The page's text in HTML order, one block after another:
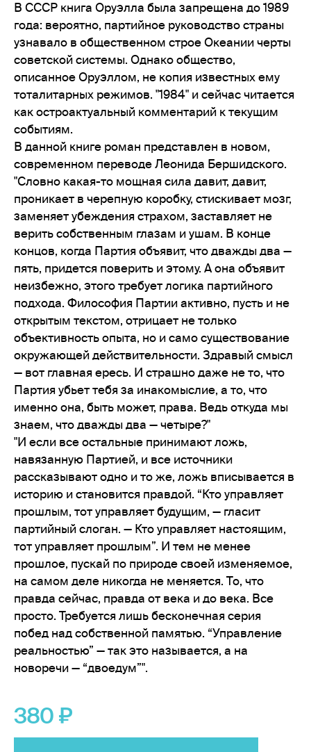
В СССР книга Оруэлла была запрещена до 1989
года: вероятно, партийное руководство страны
узнавало в общественном строе Океании черты
советской системы. Однако общество,
описанное Оруэллом, не копия известных ему
тоталитарных режимов. "1984" и сейчас читается
как остроактуальный комментарий к текущим
событиям.
В данной книге роман представлен в новом,
современном переводе Леонида Бершидского.
"Словно какая-то мощная сила давит, давит,
проникает в черепную коробку, стискивает мозг,
заменяет убеждения страхом, заставляет не
верить собственным глазам и ушам. В конце
концов, когда Партия объявит, что дважды два —
пять, придется поверить и этому. А она объявит
неизбежно, этого требует логика партийного
подхода. Философия Партии активно, пусть и не
открытым текстом, отрицает не только
объективность опыта, но и само существование
окружающей действительности. Здравый смысл
— вот главная ересь. И страшно даже не то, что
Партия убьет тебя за инакомыслие, а то, что
именно она, быть может, права. Ведь откуда мы
знаем, что дважды два — четыре?"
"И если все остальные принимают ложь,
навязанную Партией, и все источники
рассказывают одно и то же, ложь вписывается в
историю и становится правдой. “Кто управляет
прошлым, тот управляет будущим, — гласит
партийный слоган. — Кто управляет настоящим,
тот управляет прошлым”. И тем не менее
прошлое, пускай по природе своей изменяемое,
на самом деле никогда не меняется. То, что
правда сейчас, правда от века и до века. Все
просто. Требуется лишь бесконечная серия
побед над собственной памятью. “Управление
реальностью” — так это называется, а на
новоречи — “двоедум”".
380